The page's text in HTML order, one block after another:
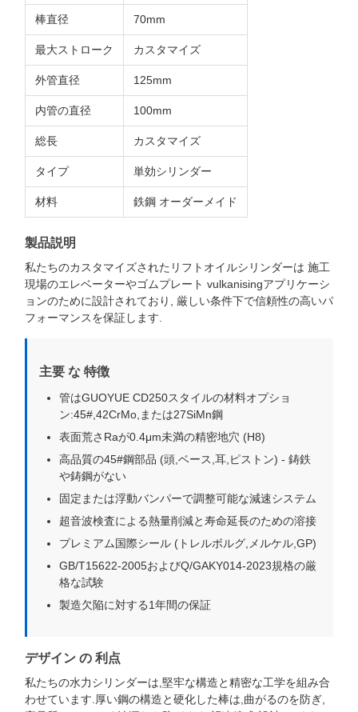
棒直径 70mm
最大ストローク カスタマイズ
外管直径 125mm
内管の直径 100mm
総長 カスタマイズ
タイプ 単効シリンダー
材料 鉄鋼 オーダーメイド
製品説明
私たちのカスタマイズされたリフトオイルシリンダーは 施工
現場のエレベーターやゴムプレート vulkanisingアプリケーシ
ョンのために設計されており, 厳しい条件下で信頼性の高いパ
フォーマンスを保証します.
主要 な 特徴
管はGUOYUE CD250スタイルの材料オプショ
ン:45#,42CrMo,または27SiMn鋼
表面荒さRaが0.4μm未満の精密地穴 (H8)
高品質の45#鋼部品 (頭,ベース,耳,ピストン) - 鋳鉄
や鋳鋼がない
固定または浮動バンパーで調整可能な減速システム
超音波検査による熱量削減と寿命延長のための溶接
プレミアム国際シール (トレルボルグ,メルケル,GP)
GB/T15622-2005およびQ/GAKY014-2023規格の厳
格な試験
製造欠陥に対する1年間の保証
デザイン の 利点
私たちの水力シリンダーは,堅牢な構造と精密な工学を組み合
わせています.厚い鋼の構造と硬化した棒は,曲がるのを防ぎ,